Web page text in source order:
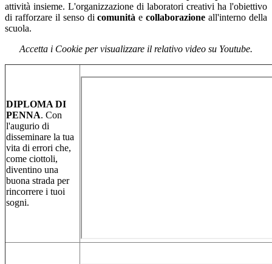
attività insieme. L'organizzazione di laboratori creativi ha l'obiettivo
di rafforzare il senso dicomunità ecollaborazione all'interno della
scuola.
Accetta i Cookie per visualizzare il relativo video su Youtube.
DIPLOMA DI
PENNA. Con
l'augurio di
disseminare la tua
vita di errori che,
come ciottoli,
diventino una
buona strada per
rincorrere i tuoi
sogni.